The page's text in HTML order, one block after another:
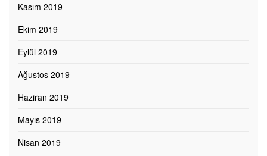
Kasım 2019
Ekim 2019
Eylül 2019
Ağustos 2019
Haziran 2019
Mayıs 2019
Nisan 2019